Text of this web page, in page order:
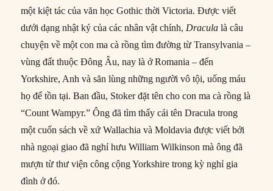
một kiệt tác của văn học Gothic thời Victoria. Được viết
dưới dạng nhật ký của các nhân vật chính,Dracula là câu
chuyện về một con ma cà rồng tìm đường từ Transylvania –
vùng đất thuộc Đông Âu, nay là ở Romania – đến
Yorkshire, Anh và săn lùng những người vô tội, uống máu
họ để tồn tại. Ban đầu, Stoker đặt tên cho con ma cà rồng là
“Count Wampyr.” Ông đã tìm thấy cái tên Dracula trong
một cuốn sách về xứ Wallachia và Moldavia được viết bởi
nhà ngoại giao đã nghỉ hưu William Wilkinson mà ông đã
mượn từ thư viện công cộng Yorkshire trong kỳ nghỉ gia
đình ở đó.